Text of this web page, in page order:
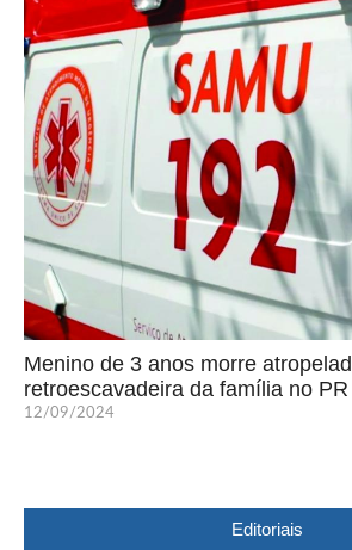
Menino de 3 anos morre
retroescavadeira da família no PR
12/09/2024
Editoriais